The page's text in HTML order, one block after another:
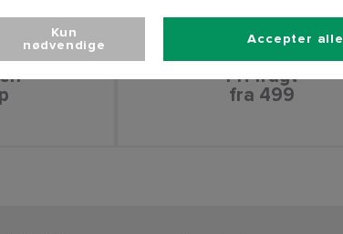
Kun
nødvendige
Accepter alle
Fri fragt
fra 499